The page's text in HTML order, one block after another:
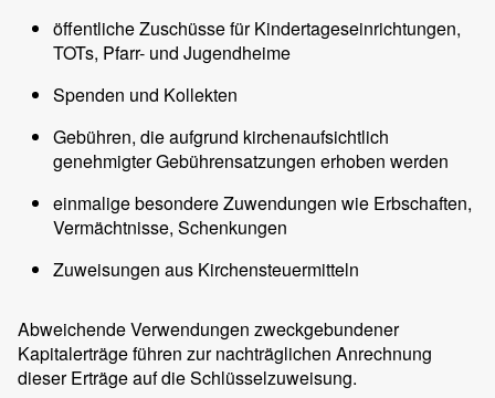
öffentliche Zuschüsse für Kindertageseinrichtungen,
TOTs, Pfarr- und Jugendheime
Spenden und Kollekten
Gebühren, die aufgrund kirchenaufsichtlich
genehmigter Gebührensatzungen erhoben werden
einmalige besondere Zuwendungen wie Erbschaften,
Vermächtnisse, Schenkungen
Zuweisungen aus Kirchensteuermitteln
Abweichende Verwendungen zweckgebundener
Kapitalerträge führen zur nachträglichen Anrechnung
dieser Erträge auf die Schlüsselzuweisung.